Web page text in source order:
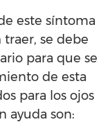
este síntoma
se debe
para que se
de esta
para los ojos
ayuda son: